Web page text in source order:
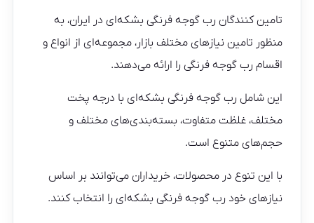
تامین کنندگان رب گوجه فرنگی بشکه‌ای در ایران، به
منظور تامین نیازهای مختلف بازار، مجموعه‌ای از انواع و
اقسام رب گوجه فرنگی را ارائه می‌دهند.
این شامل رب گوجه فرنگی بشکه‌ای با درجه پخت
مختلف، غلظت متفاوت، بسته‌بندی‌های مختلف و
حجم‌های متنوع است.
با این تنوع در محصولات، خریداران می‌توانند بر اساس
نیازهای خود رب گوجه فرنگی بشکه‌ای را انتخاب کنند.